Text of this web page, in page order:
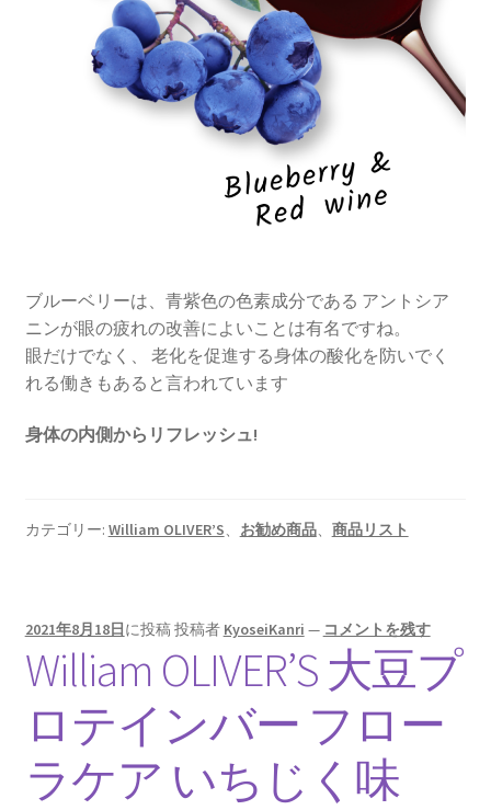
ブルーベリーは、青紫色の色素成分である アントシア
ニンが眼の疲れの改善によいことは有名ですね。
眼だけでなく、 老化を促進する身体の酸化を防いでく
れる働きもあると言われています
身体の内側からリフレッシュ!
カテゴリー: William OLIVER’S、 お勧め商品、 商品リスト
2021年8月18日 に投稿投稿者 KyoseiKanri — コメントを残す
William OLIVER’S 大豆プ
ロテインバー フロー
ラケア いちじく味